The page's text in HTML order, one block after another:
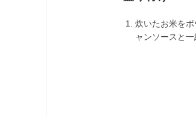
炊いたお米を
ャンソースと一